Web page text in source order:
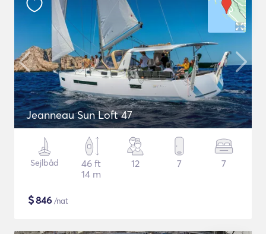
Jeanneau Sun Loft 47
Sejlbåd
46 ft
14 m
12 7 7
$846 /nat